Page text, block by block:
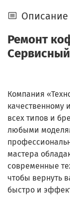
Описание
Ремонт
Компания
качественному
всех типов и
любыми
мастера
современные
чтобы вернуть
быстро и